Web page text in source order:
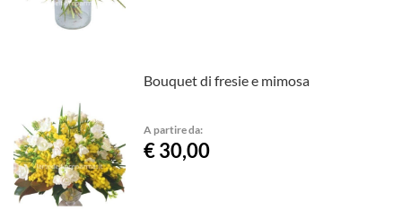
Bouquet di fresie e mimosa
A partire da:
€ 30,00